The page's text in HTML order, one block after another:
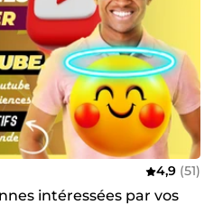
4,9 (51)
intéressées par vos